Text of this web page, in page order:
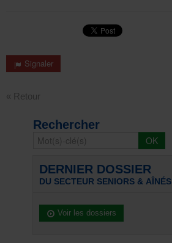
Signaler
« Retour
Rechercher
DERNIER DOSSIER
DU SECTEUR SENIORS & AÎNÉS
Voir les dossiers